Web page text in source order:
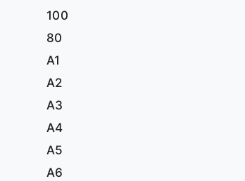
100
80
A1
A2
A3
A4
A5
A6